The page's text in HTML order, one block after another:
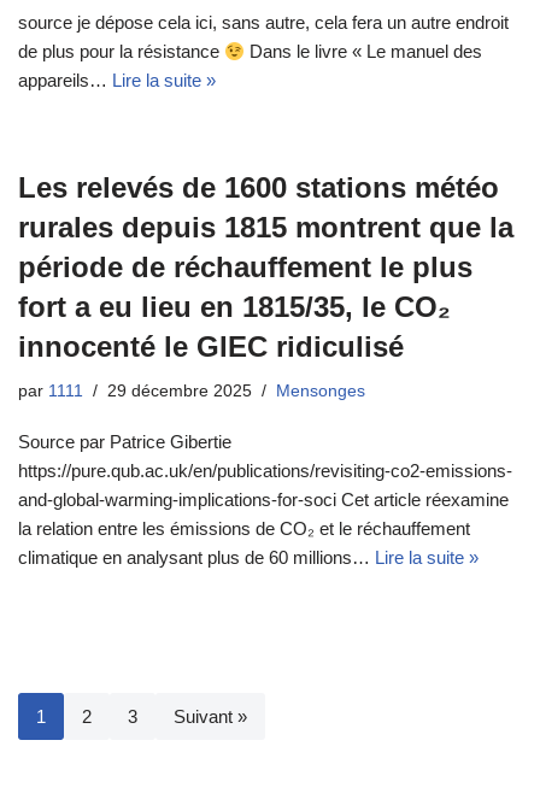
source je dépose cela ici, sans autre, cela fera un autre endroit
de plus pour la résistance
Dans le livre « Le manuel des
appareils… Lire la suite »
Les relevés de 1600 stations météo
rurales depuis 1815 montrent que la
période de réchauffement le plus
fort a eu lieu en 1815/35, le CO₂
innocenté le GIEC ridiculisé
par 1111 29 décembre 2025 Mensonges
Source par Patrice Gibertie
https://pure.qub.ac.uk/en/publications/revisiting-co2-emissions-
and-global-warming-implications-for-soci Cet article réexamine
la relation entre les émissions de CO₂ et le réchauffement
climatique en analysant plus de 60 millions… Lire la suite »
1 2 3 Suivant »